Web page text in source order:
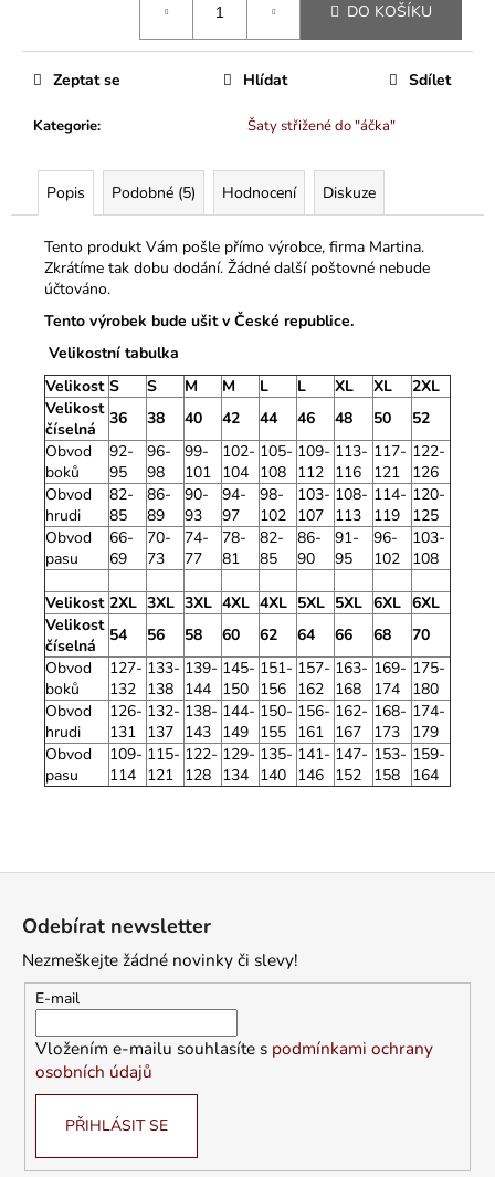
DO KOŠÍKU
Kategorie: Šaty střižené do "áčka"
Zeptat se Hlídat Sdílet
Popis Podobné (5) Hodnocení Diskuze
Tento produkt Vám pošle přímo výrobce, firma Martina.
Zkrátíme tak dobu dodání. Žádné další poštovné nebude
účtováno.
Tento výrobek bude ušit v České republice.
Velikostní tabulka
Velikost S S M M L L XL XL
2XL
Velikost
číselná
36 38 40 42 44 46 48 50
52
Obvod
boků
92-
95
96-
98
99-
101
102-
104
105-
108
109-
112
113-
116
117-
121
122-
126
Obvod
hrudi
82-
85
86-
89
90-
93
94-
97
98-
102
103-
107
108-
113
114-
119
120-
125
Obvod
pasu
66-
69
70-
73
74-
77
78-
81
82-
85
86-
90
91-
95
96-
102
103-
108
Velikost 2XL 3XL 3XL 4XL 4XL 5XL 5XL 6XL 6XL
Velikost
číselná
54 56 58 60 62 64 66 68
70
Obvod
boků
127-
132
133-
138
139-
144
145-
150
151-
156
157-
162
163-
168
169-
174
175-
180
Obvod
hrudi
126-
131
132-
137
138-
143
144-
149
150-
155
156-
161
162-
167
168-
173
174-
179
Obvod
pasu
109-
114
115-
121
122-
128
129-
134
135-
140
141-
146
147-
152
153-
158
159-
164
Odebírat newsletter
Nezmeškejte žádné novinky či slevy!
E-mail
Vložením e-mailu souhlasíte s podmínkami ochrany
osobních údajů
PŘIHLÁSIT SE